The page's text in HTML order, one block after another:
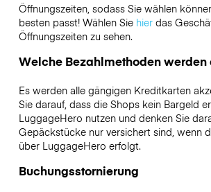
Öffnungszeiten, sodass Sie wählen
besten passt! Wählen Sie hierdas
Öffnungszeiten zu sehen.
Welche Bezahlmethoden werden
Es werden alle gängigen Kreditkarten
Sie darauf, dass die Shops kein Bargeld
LuggageHero nutzen und denken Sie
Gepäckstücke nur versichert sind, wenn
über LuggageHero erfolgt.
Buchungsstornierung